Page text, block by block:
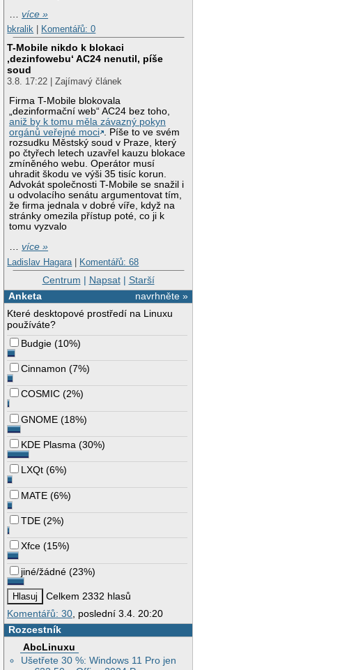
…více »
bkralik
Komentářů: 0
T-Mobile nikdo k blokaci
‚dezinfowebu‘ AC24 nenutil, píše
soud
3.8. 17:22 | Zajímavý článek
Firma T-Mobile blokovala
„dezinformační web“ AC24 bez toho,
aniž by k tomu měla závazný pokyn
orgánů veřejné moci . Píše to ve svém
rozsudku Městský soud v Praze, který
po čtyřech letech uzavřel kauzu blokace
zmíněného webu. Operátor musí
uhradit škodu ve výši 35 tisíc korun.
Advokát společnosti T-Mobile se snažil i
u odvolacího senátu argumentovat tím,
že firma jednala v dobré víře, když na
stránky omezila přístup poté, co ji k
tomu vyzvalo
…více »
Ladislav Hagara | Komentářů: 68
Centrum | Napsat| Starší
navrhněte »
Anketa
Které desktopové prostředí na Linuxu
používáte?
Budgie (10%)
Cinnamon (7%)
COSMIC (2%)
GNOME (18%)
KDE Plasma (30%)
LXQt (6%)
MATE (6%)
TDE (2%)
Xfce (15%)
jiné/žádné (23%)
Celkem 2332 hlasů
Komentářů: 30, poslední 3.4. 20:20
Rozcestník
AbcLinuxu
Ušetřete 30 %: Windows 11 Pro jen